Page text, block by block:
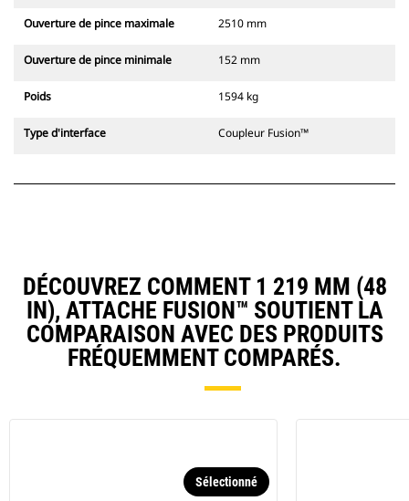
Ouverture de pince maximale 2510 mm
Ouverture de pince minimale 152 mm
Poids 1594 kg
Type d'interface Coupleur Fusion™
DÉCOUVREZ COMMENT 1 219 MM (48
IN), ATTACHE FUSION™ SOUTIENT LA
COMPARAISON AVEC DES PRODUITS
FRÉQUEMMENT COMPARÉS.
Sélectionné